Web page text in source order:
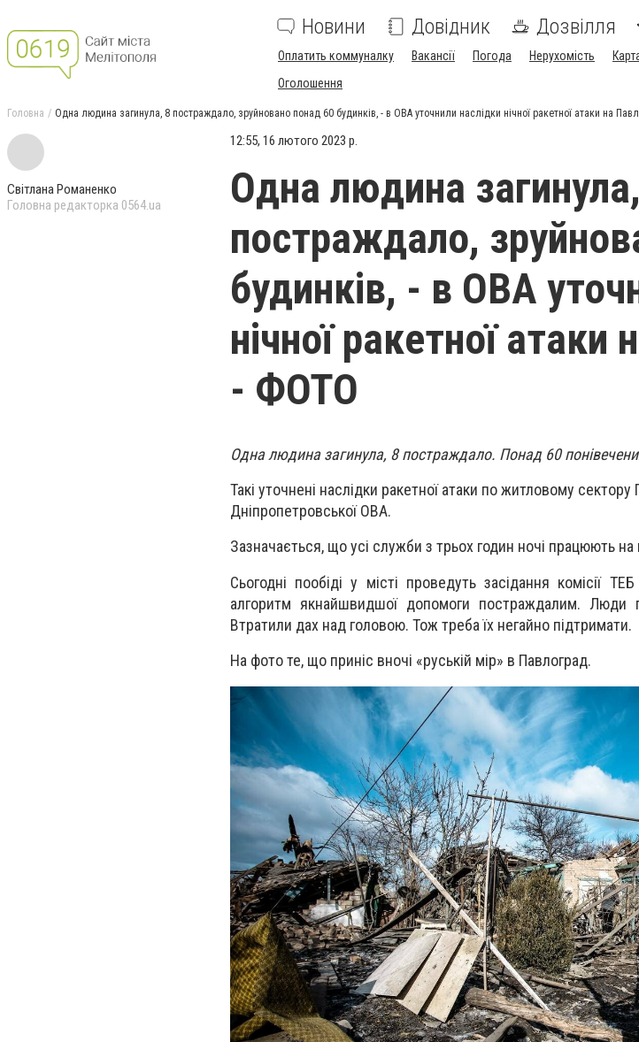
Новини Довідник Дозвілля
Оплатить коммуналку Вакансії Погода Нерухомість
Оголошення
Головна Одна людина загинула, 8 постраждало, зруйновано понад 60 будинків, - в ОВА уточнили наслідки нічної ракетної атаки на
Світлана Романенко
Головна редакторка 0564.ua
12:55, 16 лютого 2023 р.
Одна людина
постраждало,
будинків, - в ОВА
нічної ракетної атаки
- ФОТО
Одна людина загинула, 8 постраждало. Понад 60
Такі уточнені наслідки ракетної атаки по житловому
Дніпропетровської ОВА.
Зазначається, що усі служби з трьох годин ночі працюють на
Сьогодні пообіді у місті проведуть засідання комісії
алгоритм якнайшвидшої допомоги постраждалим. Люди
Втратили дах над головою. Тож треба їх негайно підтримати.
На фото те, що приніс вночі «руській мір» в Павлоград.